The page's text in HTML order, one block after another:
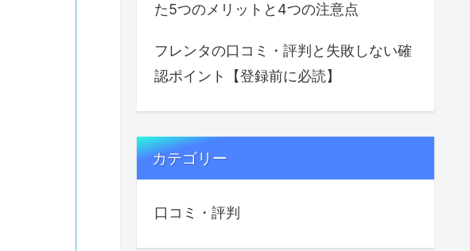
た5つのメリットと4つの注意点
フレンタの口コミ・評判と失敗しない確
認ポイント【登録前に必読】
カテゴリー
口コミ・評判